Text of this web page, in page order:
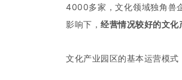
4000多家，文化领域独角兽
影响下， 经营情况较好的文
文化产业园区的基本运营模式